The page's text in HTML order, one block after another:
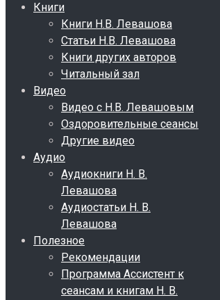
Книги
Книги Н.В. Левашова
Статьи Н.В. Левашова
Книги других авторов
Читальный зал
Видео
Видео с Н.В. Левашовым
Оздоровительные сеансы
Другие видео
Аудио
Аудиокниги Н. В.
Левашова
Аудиостатьи Н. В.
Левашова
Полезное
Рекомендации
Программа Ассистент к
сеансам и книгам Н. В.